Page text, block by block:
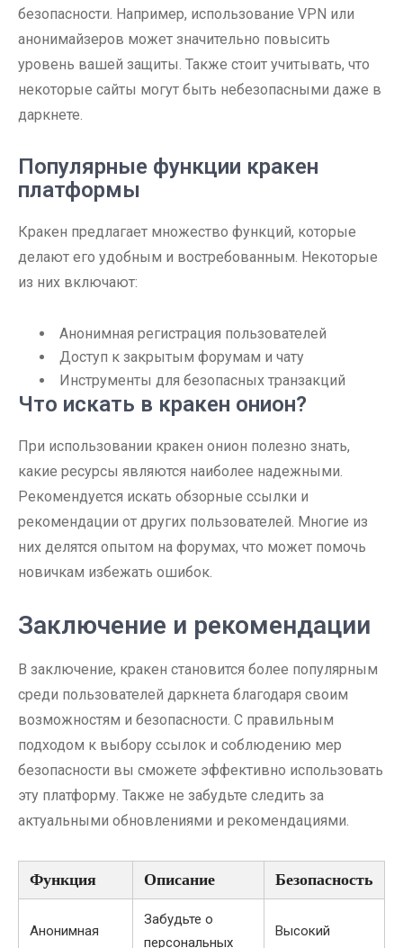
безопасности. Например, использование VPN или
анонимайзеров может значительно повысить
уровень вашей защиты. Также стоит учитывать, что
некоторые сайты могут быть небезопасными даже в
даркнете.
Популярные функции кракен
платформы
Кракен предлагает множество функций, которые
делают его удобным и востребованным. Некоторые
из них включают:
Анонимная регистрация пользователей
Доступ к закрытым форумам и чату
Инструменты для безопасных транзакций
Что искать в кракен онион?
При использовании кракен онион полезно знать,
какие ресурсы являются наиболее надежными.
Рекомендуется искать обзорные ссылки и
рекомендации от других пользователей. Многие из
них делятся опытом на форумах, что может помочь
новичкам избежать ошибок.
Заключение и рекомендации
В заключение, кракен становится более популярным
среди пользователей даркнета благодаря своим
возможностям и безопасности. С правильным
подходом к выбору ссылок и соблюдению мер
безопасности вы сможете эффективно использовать
эту платформу. Также не забудьте следить за
актуальными обновлениями и рекомендациями.
Функция Описание Безопасность
Анонимная
Забудьте о
персональных
Высокий